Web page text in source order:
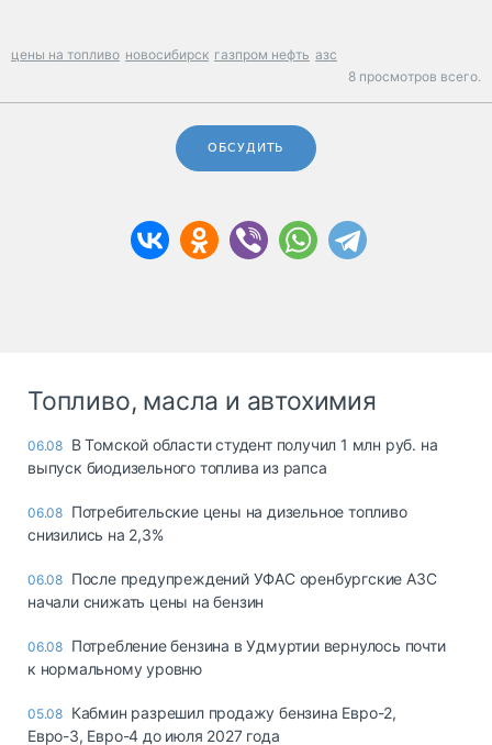
цены на топливо новосибирск газпром нефть азс
8 просмотров всего.
ОБСУДИТЬ
Топливо, масла и автохимия
06.08 В Томской области студент получил 1 млн руб. на
выпуск биодизельного топлива из рапса
06.08 Потребительские цены на дизельное топливо
снизились на 2,3%
06.08 После предупреждений УФАС оренбургские АЗС
начали снижать цены на бензин
06.08 Потребление бензина в Удмуртии вернулось почти
к нормальному уровню
05.08 Кабмин разрешил продажу бензина Евро-2,
Евро-3, Евро-4 до июля 2027 года